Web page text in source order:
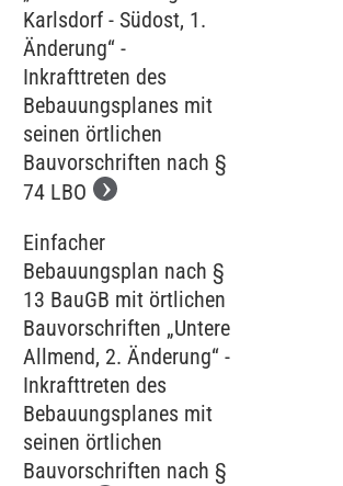
Karlsdorf - Südost, 1.
Änderung“ -
Inkrafttreten des
Bebauungsplanes mit
seinen örtlichen
Bauvorschriften nach §
74 LBO
Einfacher
Bebauungsplan nach §
13 BauGB mit örtlichen
Bauvorschriften „Untere
Allmend, 2. Änderung“ -
Inkrafttreten des
Bebauungsplanes mit
seinen örtlichen
Bauvorschriften nach §